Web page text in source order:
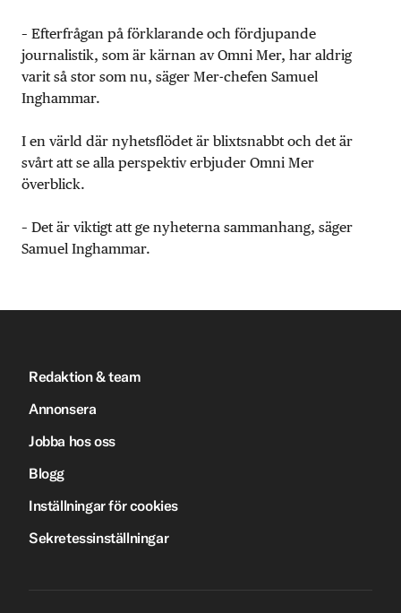
– Efterfrågan på förklarande och fördjupande
journalistik, som är kärnan av Omni Mer, har aldrig
varit så stor som nu, säger Mer-chefen Samuel
Inghammar.
I en värld där nyhetsflödet är blixtsnabbt och det är
svårt att se alla perspektiv erbjuder Omni Mer
överblick.
– Det är viktigt att ge nyheterna sammanhang, säger
Samuel Inghammar.
Redaktion & team
Annonsera
Jobba hos oss
Blogg
Inställningar för cookies
Sekretessinställningar